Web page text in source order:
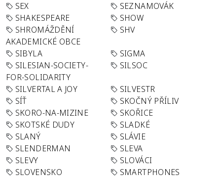
SEX
SEZNAMOVÁK
SHAKESPEARE
SHOW
SHROMÁŽDĚNÍ
AKADEMICKÉ OBCE
SHV
SIBYLA
SIGMA
SILESIAN-SOCIETY-
FOR-SOLIDARITY
SILSOC
SILVERTAL A JOY
SILVESTR
SÍŤ
SKOČNÝ PŘÍLIV
SKORO-NA-MIZINE
SKOŘICE
SKOTSKÉ DUDY
SLADKÉ
SLANÝ
SLÁVIE
SLENDERMAN
SLEVA
SLEVY
SLOVÁCI
SLOVENSKO
SMARTPHONES